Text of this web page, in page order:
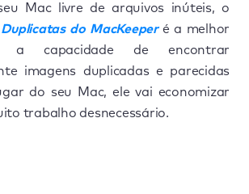
Mac livre de arquivos inúteis, o
do MacKeeperé a melhor
a capacidade de encontrar
imagens duplicadas e parecidas
do seu Mac, ele vai economizar
trabalho desnecessário.